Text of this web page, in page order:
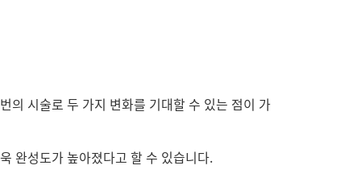
의 시술로 두 가지 변화를 기대할 수 있는 점이 가
완성도가 높아졌다고 할 수 있습니다.